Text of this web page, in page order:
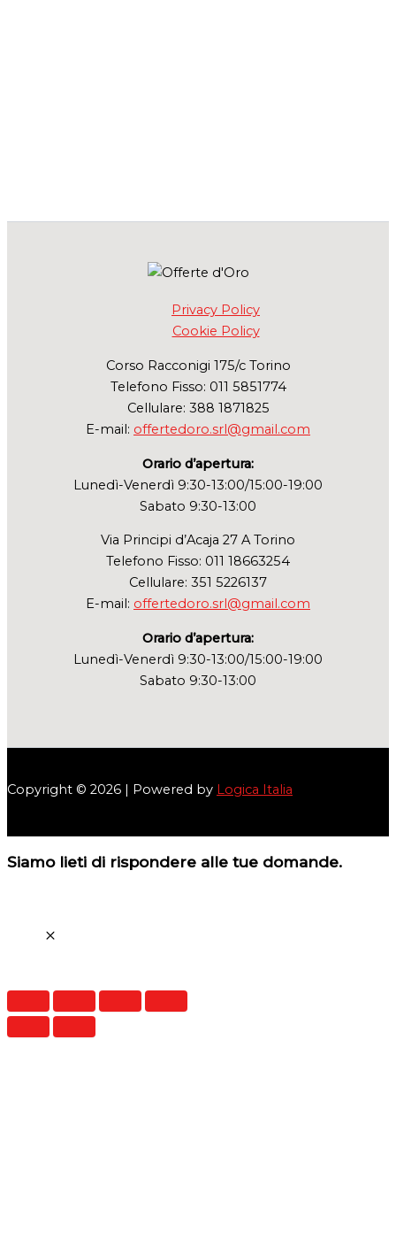
Privacy Policy
Cookie Policy
Corso Racconigi 175/c Torino
Telefono Fisso: 011 5851774
Cellulare: 388 1871825
E-mail: offertedoro.srl@gmail.com
Orario d’apertura:
Lunedì-Venerdì 9:30-13:00/15:00-19:00
Sabato 9:30-13:00
Via Principi d’Acaja 27 A Torino
Telefono Fisso: 011 18663254
Cellulare: 351 5226137
E-mail: offertedoro.srl@gmail.com
Orario d’apertura:
Lunedì-Venerdì 9:30-13:00/15:00-19:00
Sabato 9:30-13:00
Copyright © 2026 | Powered by Logica Italia
Siamo lieti di rispondere alle tue domande.